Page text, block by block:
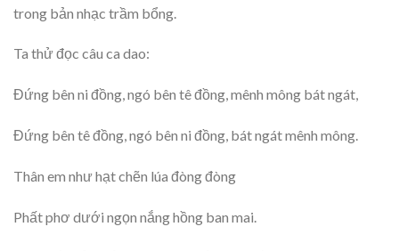
trong bản nhạc trầm bổng.
Ta thử đọc câu ca dao:
Đứng bên ni đồng, ngó bên tê đồng, mênh mông bát ngát,
Đứng bên tê đồng, ngó bên ni đồng, bát ngát mênh mông.
Thân em như hạt chẽn lúa đòng đòng
Phất phơ dưới ngọn nắng hồng ban mai.